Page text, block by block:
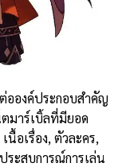
อองค์ประกอบสำคัญ
ตมาร์เบิ้ลที่มียอด
อเรื่อง, ตัวละคร,
ระสบการณ์การเล่น